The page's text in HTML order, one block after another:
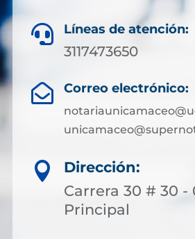
 Líneas de atención:
3117473650
 Correo electrónico:

Dirección:
Carrera 30 # 30 -
Principal